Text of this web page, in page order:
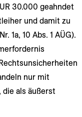
30.000 geahndet
und damit zu
1a, 10 Abs. 1 AÜG).
nur mit
als äußerst